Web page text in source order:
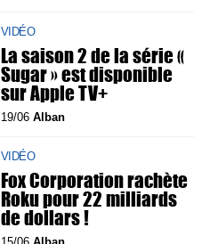
VIDÉO
La saison 2 de la série «
Sugar » est disponible
sur Apple TV+
19/06 Alban
VIDÉO
Fox Corporation rachète
Roku pour 22 milliards
de dollars !